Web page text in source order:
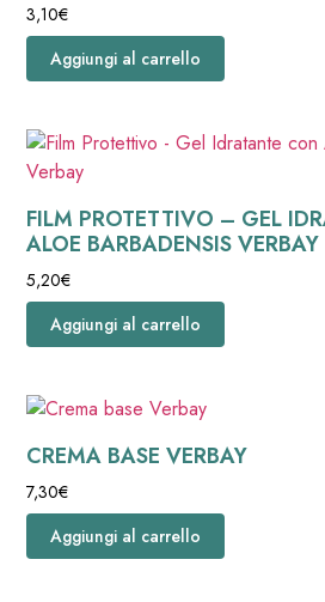
3,10€
Aggiungi al carrello
FILM PROTETTIVO – GEL
ALOE BARBADENSIS VERBAY
5,20€
Aggiungi al carrello
CREMA BASE VERBAY
7,30€
Aggiungi al carrello